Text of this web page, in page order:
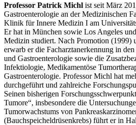
Professor Patrick Michl ist seit März
Gastroenterologie an der Medizinischen
Klinik für Innere Medizin I am
Er hat in München sowie Los Angeles
Medizin studiert. Nach Promotion (1999)
erwarb er die Facharztanerkennung in
und Gastroenterologie sowie die
Infektiologie, Medikamentöse
Gastroenterologie. Professor Michl hat
durchgeführt und zahlreiche
Seinen bisherigen
Tumore“, insbesondere die
Tumorwachstums von
(Bauchspeicheldrüsenkrebs) führt er in